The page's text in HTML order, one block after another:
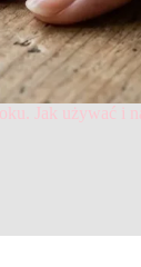
Jak używać i